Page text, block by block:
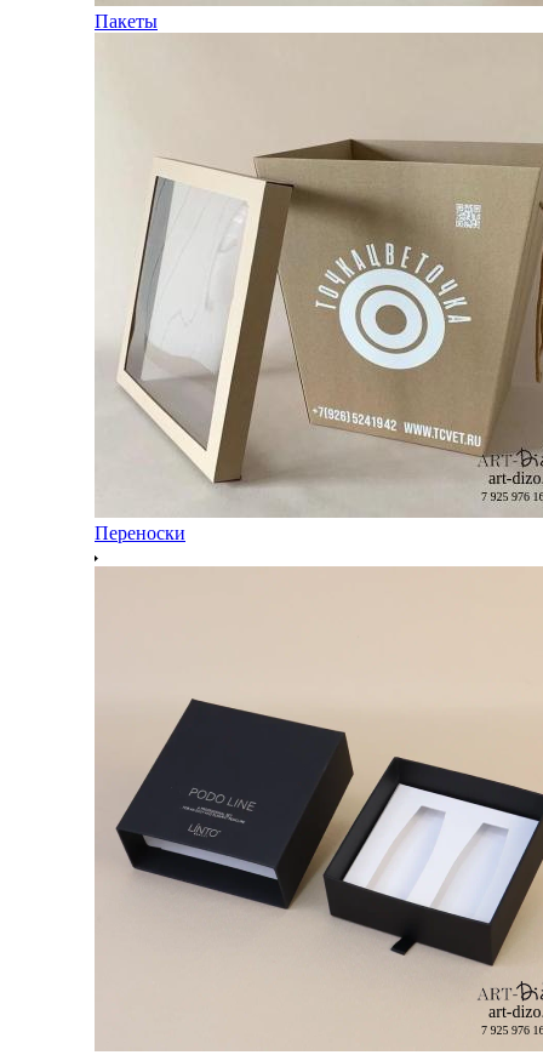
Пакеты
Переноски